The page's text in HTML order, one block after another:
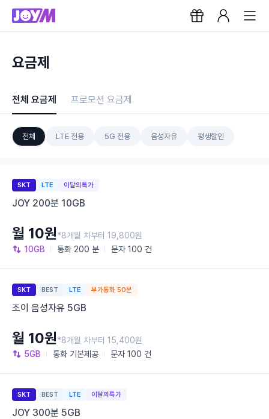
요금제
전체 요금제 프로모션 요금제
전체 LTE 전용 5G 전용 음성자유 평생할인
SKT LTE 이달의특가
JOY 200분 10GB
10GB 통화 200 분 문자 100 건
월 10원*8개월 차부터 19,800원
SKT BEST LTE 부가통화 50분
조이 음성자유 5GB
5GB 통화 기본제공 문자 100 건
월 10원*8개월 차부터 15,400원
SKT BEST LTE 이달의특가
JOY 300분 5GB